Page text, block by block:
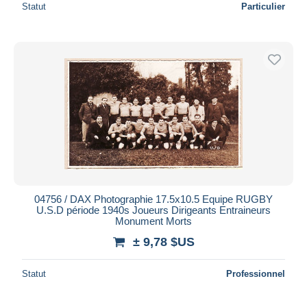
Statut Particulier
04756 / DAX Photographie 17.5x10.5 Equipe RUGBY
U.S.D période 1940s Joueurs Dirigeants Entraineurs
Monument Morts
± 9,78 $US
Statut Professionnel